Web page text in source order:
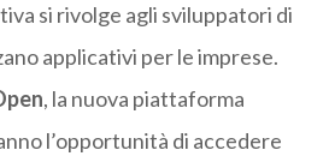
si rivolge agli sviluppatori di
applicativi per le imprese.
, la nuova piattaforma
l’opportunità di accedere